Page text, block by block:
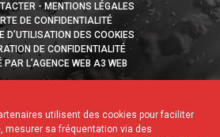
utilisent des cookies pour faciliter
mesurer sa fréquentation via des
MENTIONS LÉGALES
DE CONFIDENTIALITÉ
D’UTILISATION DES COOKIES
DE CONFIDENTIALITÉ
PAR L’AGENCE WEB A3 WEB